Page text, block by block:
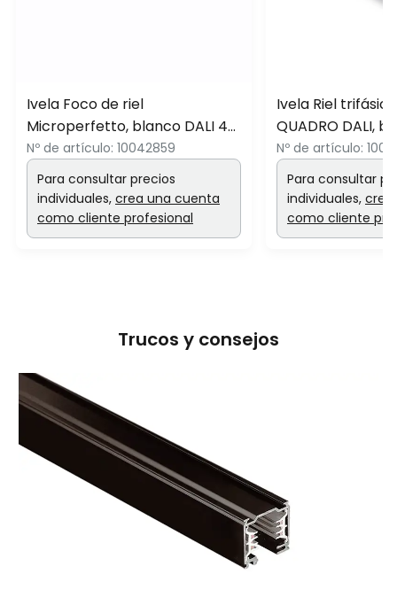
Ivela Foco de riel
Microperfetto, blanco DALI 48
V 30° 3.000 K
Nº de artículo: 10042859
Para consultar precios
individuales, crea una cuenta
como cliente profesional
Ivela Riel
QUADRO DALI,
Nº de artículo:
Para consultar
individuales, crea
como cliente
Trucos y consejos